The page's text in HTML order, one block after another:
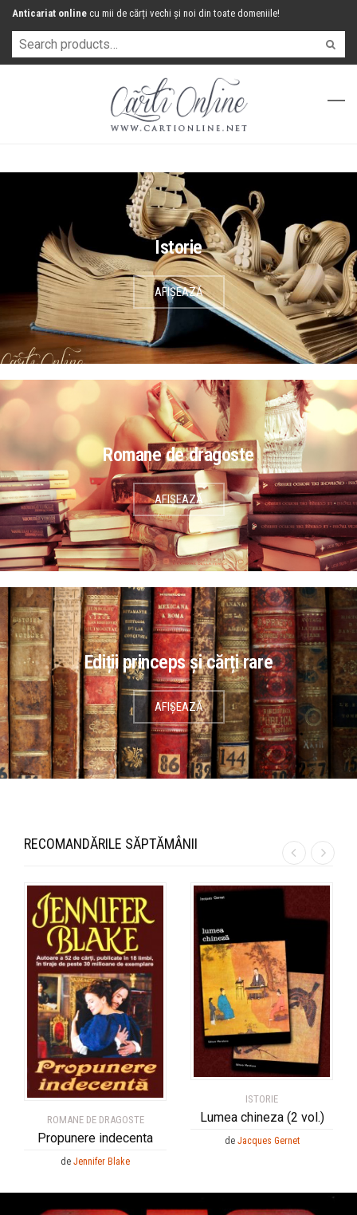
Anticariat online cu mii de cărți vechi și noi din toate domeniile!
Istorie
AFIȘEAZĂ
Romane de dragoste
AFIȘEAZĂ
Ediții princeps și cărți rare
AFIȘEAZĂ
RECOMANDĂRILE SĂPTĂMÂNII
ROMANE DE DRAGOSTE
Propunere indecenta
de Jennifer Blake
ISTORIE
Lumea chineza (2 vol.)
de Jacques Gernet